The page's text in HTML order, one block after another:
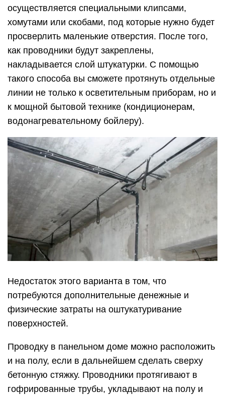
осуществляется специальными клипсами,
хомутами или скобами, под которые нужно будет
просверлить маленькие отверстия. После того,
как проводники будут закреплены,
накладывается слой штукатурки. С помощью
такого способа вы сможете протянуть отдельные
линии не только к осветительным приборам, но и
к мощной бытовой технике (кондиционерам,
водонагревательному бойлеру).
Недостаток этого варианта в том, что
потребуются дополнительные денежные и
физические затраты на оштукатуривание
поверхностей.
Проводку в панельном доме можно расположить
и на полу, если в дальнейшем сделать сверху
бетонную стяжку. Проводники протягивают в
гофрированные трубы, укладывают на полу и